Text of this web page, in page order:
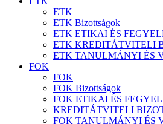
ETK
ETK Bizottságok
ETK ETIKAI ÉS
ETK KREDITÁTVITELI
ETK TANULMÁNYI ÉS
FOK
FOK
FOK Bizottságok
FOK ETIKAI ÉS
KREDITÁTVITELI
FOK TANULMÁNYI ÉS